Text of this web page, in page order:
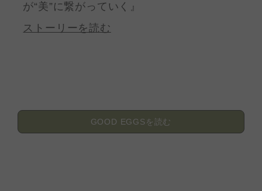
が“美”に繋がっていく』
ストーリーを読む
GOOD EGGSを読む